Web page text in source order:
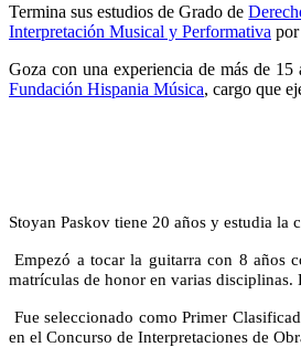
Termina sus estudios de Grado de
Interpretación Musical y Performativa por
Goza con una experiencia de más de
Fundación Hispania Música, cargo que
Stoyan Paskov tiene 20 años y estudia
Empezó a tocar la guitarra con 8 años
matrículas de honor en varias
Fue seleccionado como Primer
en el Concurso de Interpretaciones de